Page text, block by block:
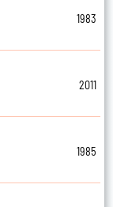
1983
2011
1985